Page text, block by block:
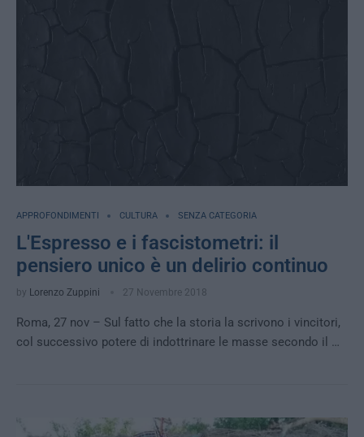
APPROFONDIMENTI CULTURA SENZA CATEGORIA
L'Espresso e i fascistometri: il
pensiero unico è un delirio continuo
by Lorenzo Zuppini 27 Novembre 2018
Roma, 27 nov – Sul fatto che la storia la scrivono i vincitori,
col successivo potere di indottrinare le masse secondo il …